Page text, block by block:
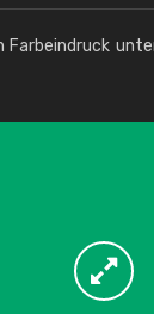
Farbeindruck